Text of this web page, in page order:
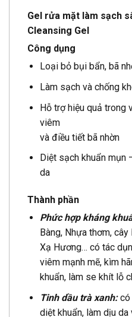
Gel rửa mặt làm sạch
Cleansing Gel
Công dụng
Loại bỏ bụi bẩn, bã
Làm sạch và chống
Hỗ trợ hiệu quả trong
viêm
và điều tiết bã nhờn
Diệt sạch khuẩn mụn
da
Thành phần
Phức hợp kháng
Bàng, Nhựa thơm,
Xạ Hương… có tác
viêm mạnh mẽ, kìm
khuẩn, làm se khít lỗ
Tinh dầu trà xanh: có
diệt khuẩn, làm dịu